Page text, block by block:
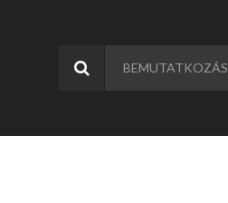
BEMUTATKOZÁS